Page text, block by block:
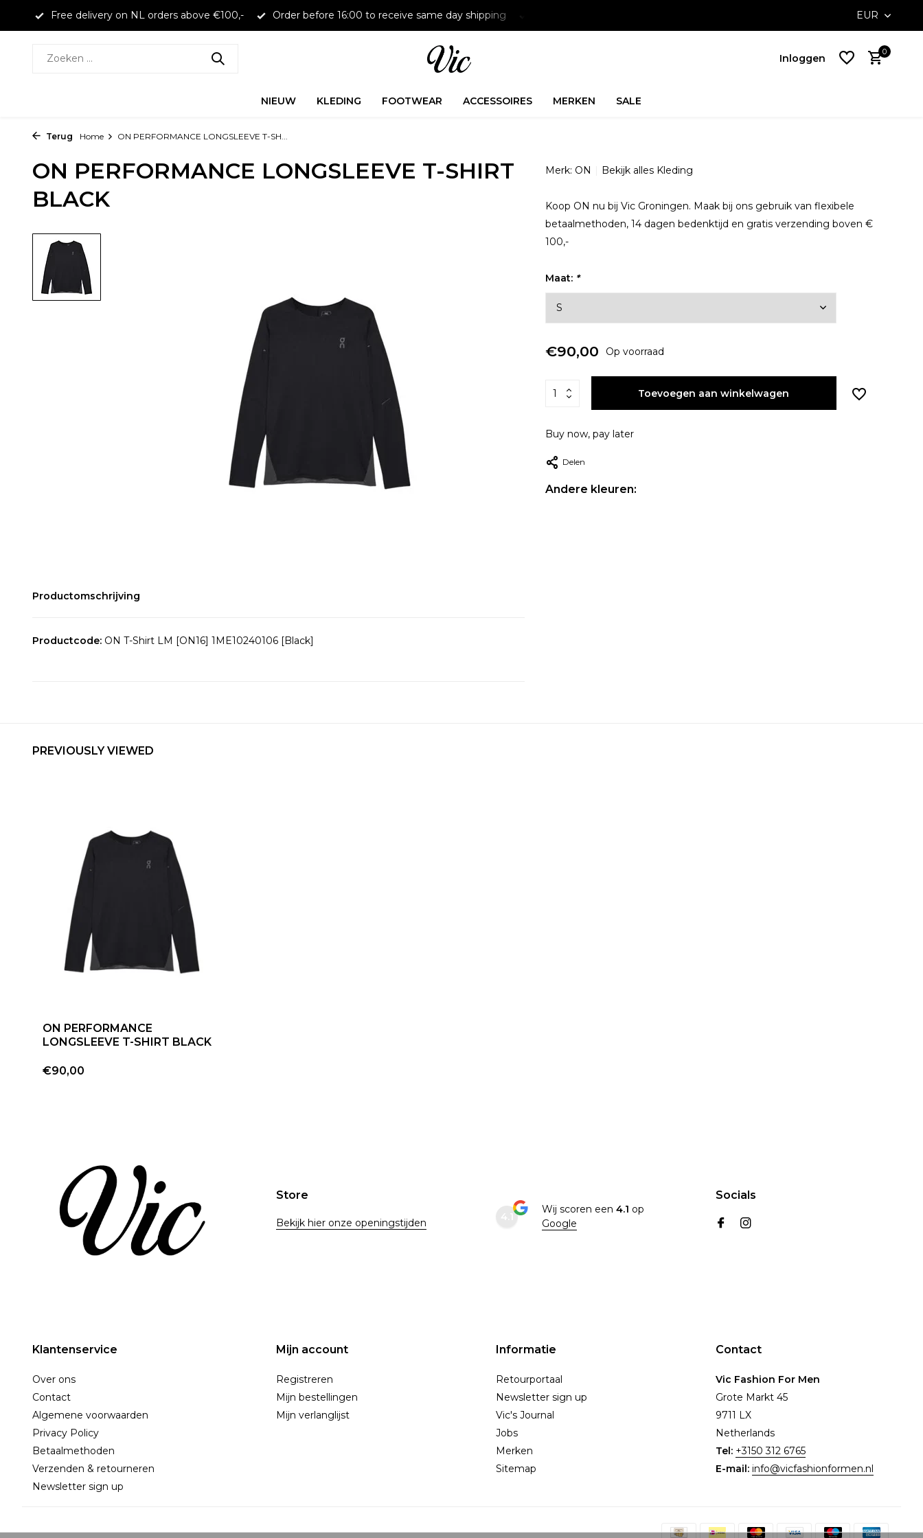
Free delivery on NL orders above €100,- Order before 16:00 to receive same day shipping Free delivery on NL orders above €100,-
EUR
Inloggen
0
NIEUW KLEDING FOOTWEAR ACCESSOIRES MERKEN SALE
Terug Home ON PERFORMANCE LONGSLEEVE T-SH...
ON PERFORMANCE LONGSLEEVE T-SHIRT
BLACK
Productomschrijving
Productcode: ON T-Shirt LM [ON16] 1ME10240106 [Black]
Merk: ON Bekijk alles Kleding
Koop ON nu bij Vic Groningen. Maak bij ons gebruik van flexibele
betaalmethoden, 14 dagen bedenktijd en gratis verzending boven €
100,-
Maat: *
€90,00 Op voorraad
Toevoegen aan winkelwagen
Buy now, pay later
Delen
Andere kleuren:
PREVIOUSLY VIEWED
ON PERFORMANCE
LONGSLEEVE T-SHIRT BLACK
€90,00
Store
Bekijk hier onze openingstijden
Wij scoren een 4.1 op
Google
Socials
Klantenservice
Over ons
Contact
Algemene voorwaarden
Privacy Policy
Betaalmethoden
Verzenden & retourneren
Newsletter sign up
Mijn account
Registreren
Mijn bestellingen
Mijn verlanglijst
Informatie
Retourportaal
Newsletter sign up
Vic's Journal
Jobs
Merken
Sitemap
Contact
Vic Fashion For Men
Grote Markt 45
9711 LX
Netherlands
Tel: +3150 312 6765
E-mail: info@vicfashionformen.nl